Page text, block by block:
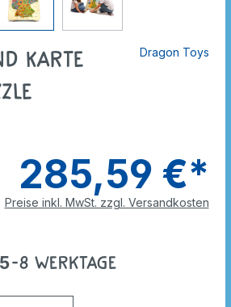
Karte
Dragon Toys
285,59 €*
Preise inkl. MwSt. zzgl. Versandkosten
8 Werktage